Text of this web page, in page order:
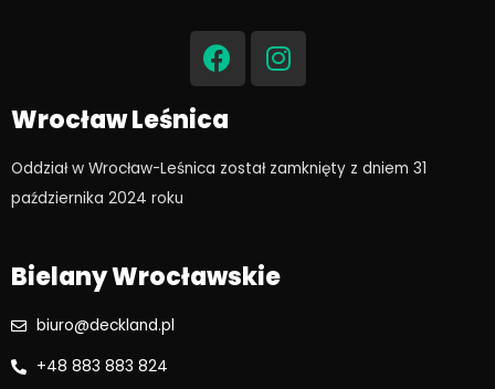
F
a
c
e
b
o
I
n
s
g
Wrocław Leśnica
Oddział w Wrocław-Leśnica został zamknięty z dniem 31
października 2024 roku​
Bielany Wrocławskie
biuro@deckland.pl
+48 883 883 824